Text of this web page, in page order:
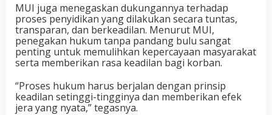
MUI juga menegaskan dukungannya terhadap
proses penyidikan yang dilakukan secara tuntas,
transparan, dan berkeadilan. Menurut MUI,
penegakan hukum tanpa pandang bulu sangat
penting untuk memulihkan kepercayaan masyarakat
serta memberikan rasa keadilan bagi korban.
“Proses hukum harus berjalan dengan prinsip
keadilan setinggi-tingginya dan memberikan efek
jera yang nyata,” tegasnya.